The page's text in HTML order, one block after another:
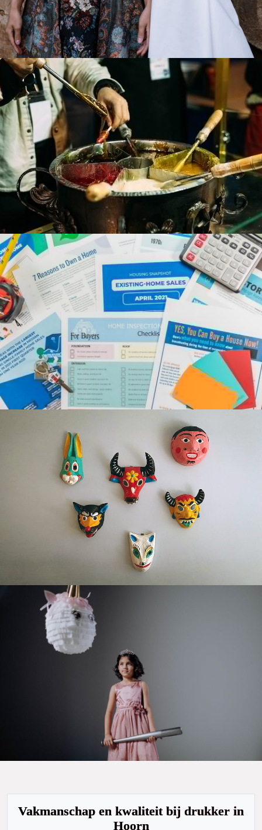
Kook met deze ingrediënten en boost je
immuunsysteem
Makkelijk flyers drukken bij Flyeralarm met
snelle bezorging
De Onmiskenbare Waarde van Papier in het
Dagelijks Leven
De Magische Wereld van Papier
Vakmanschap en kwaliteit bij drukker in
Hoorn